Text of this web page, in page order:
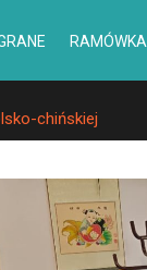
RAMÓWKA
chińskiej